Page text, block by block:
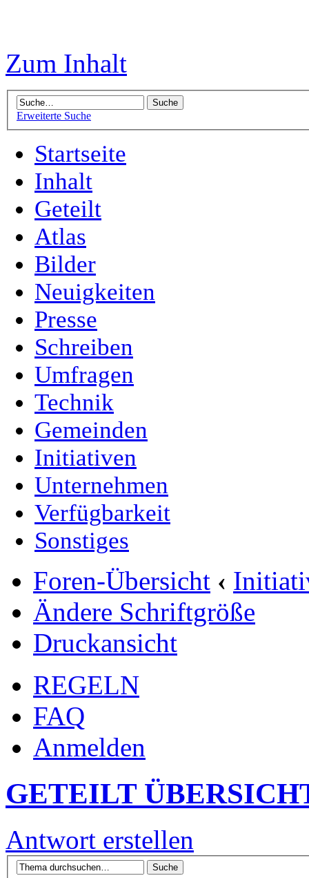
Zum Inhalt
Erweiterte Suche
Startseite
Inhalt
Geteilt
Atlas
Bilder
Neuigkeiten
Presse
Schreiben
Umfragen
Technik
Gemeinden
Initiativen
Unternehmen
Verfügbarkeit
Sonstiges
Foren-Übersicht ‹
Ändere Schriftgröße
Druckansicht
REGELN
FAQ
Anmelden
GETEILT
Antwort erstellen